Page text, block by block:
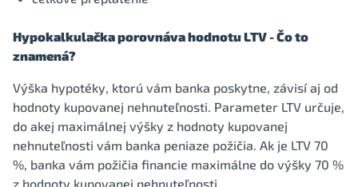
Hypokalkulačka porovnáva hodnotu LTV - Čo to
znamená?
Výška hypotéky, ktorú vám banka poskytne, závisí aj od
hodnoty kupovanej nehnuteľnosti. Parameter LTV určuje,
do akej maximálnej výšky z hodnoty kupovanej
nehnuteľnosti vám banka peniaze požičia. Ak je LTV 70
%, banka vám požičia financie maximálne do výšky 70 %
z hodnoty kupovanej nehnuteľnosti.